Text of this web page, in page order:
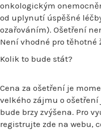
onkologickým
od uplynutí úspěšné
ozařováním). Ošetření
Není vhodné pro těhotné
Kolik to bude stát?
Cena za ošetření je
velkého zájmu o ošetření
bude brzy zvýšena. Pro
registrujte zde na webu,